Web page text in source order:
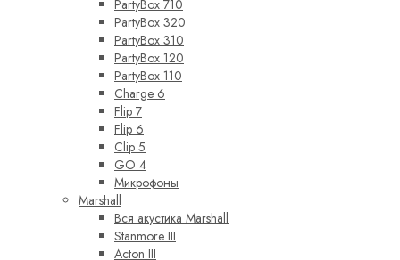
PartyBox 710
PartyBox 320
PartyBox 310
PartyBox 120
PartyBox 110
Charge 6
Flip 7
Flip 6
Clip 5
GO 4
Микрофоны
Marshall
Вся акустика Marshall
Stanmore III
Acton III